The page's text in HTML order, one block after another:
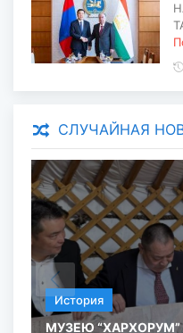
СЛУЧАЙНАЯ
История
МУЗЕЮ